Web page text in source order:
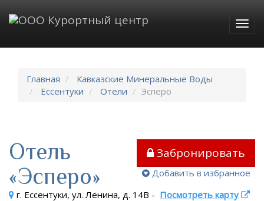
Главная
Кавказские Минеральные Воды
Ессентуки
Отели Эсперо
Забронировать
Добавить в избранное
Отель
«Эсперо»
г. Ессентуки, ул. Ленина, д. 14В - Посмотреть карту